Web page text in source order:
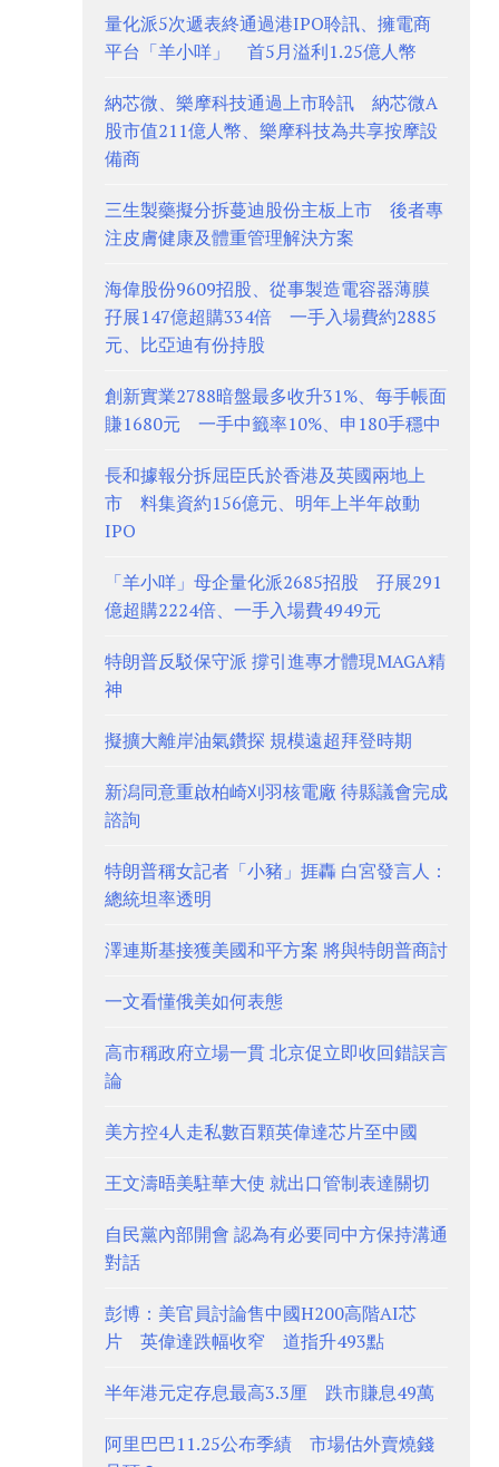
量化派5次遞表終通過港IPO聆訊、擁電商
平台「羊小咩」 首5月溢利1.25億人幣
納芯微、樂摩科技通過上市聆訊 納芯微A
股市值211億人幣、樂摩科技為共享按摩設
備商
三生製藥擬分拆蔓迪股份主板上市 後者專
注皮膚健康及體重管理解決方案
海偉股份9609招股、從事製造電容器薄膜
孖展147億超購334倍 一手入場費約2885
元、比亞迪有份持股
創新實業2788暗盤最多收升31%、每手帳面
賺1680元 一手中籤率10%、申180手穩中
長和據報分拆屈臣氏於香港及英國兩地上
市 料集資約156億元、明年上半年啟動
IPO
「羊小咩」母企量化派2685招股 孖展291
億超購2224倍、一手入場費4949元
特朗普反駁保守派 撐引進專才體現MAGA精
神
擬擴大離岸油氣鑽探 規模遠超拜登時期
新潟同意重啟柏崎刈羽核電廠 待縣議會完成
諮詢
特朗普稱女記者「小豬」捱轟 白宮發言人：
總統坦率透明
澤連斯基接獲美國和平方案 將與特朗普商討
一文看懂俄美如何表態
高市稱政府立場一貫 北京促立即收回錯誤言
論
美方控4人走私數百顆英偉達芯片至中國
王文濤晤美駐華大使 就出口管制表達關切
自民黨內部開會 認為有必要同中方保持溝通
對話
彭博：美官員討論售中國H200高階AI芯
片 英偉達跌幅收窄 道指升493點
半年港元定存息最高3.3厘 跌市賺息49萬
阿里巴巴11.25公布季績 市場估外賣燒錢